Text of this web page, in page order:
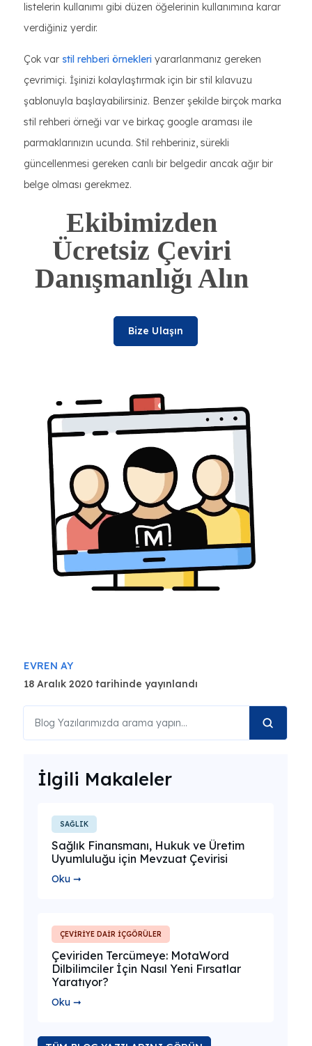
listelerin kullanımı gibi düzen öğelerinin kullanımına karar
verdiğiniz yerdir.
Çok var stil rehberi örnekleri yararlanmanız gereken
çevrimiçi. İşinizi kolaylaştırmak için bir stil kılavuzu
şablonuyla başlayabilirsiniz. Benzer şekilde birçok marka
stil rehberi örneği var ve birkaç google araması ile
parmaklarınızın ucunda. Stil rehberiniz, sürekli
güncellenmesi gereken canlı bir belgedir ancak ağır bir
belge olması gerekmez.
Ekibimizden
Ücretsiz Çeviri
Danışmanlığı Alın
Bize Ulaşın
EVREN AY
18 Aralık 2020 tarihinde yayınlandı
İlgili Makaleler
SAĞLIK
Sağlık Finansmanı, Hukuk ve Üretim
Uyumluluğu için Mevzuat Çevirisi
Oku ➞
ÇEVİRİYE DAİR İÇGÖRÜLER
Çeviriden Tercümeye: MotaWord
Dilbilimciler İçin Nasıl Yeni Fırsatlar
Yaratıyor?
Oku ➞